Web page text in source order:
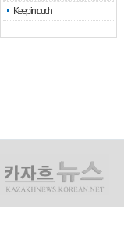
Keep in touch